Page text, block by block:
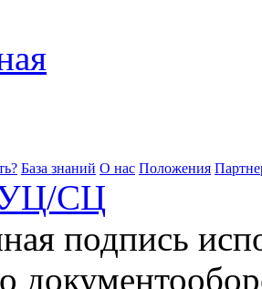
База знаний О нас Положения
УЦ/СЦ
подпись